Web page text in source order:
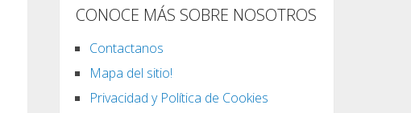
CONOCE MÁS SOBRE NOSOTROS
Contactanos
Mapa del sitio!
Privacidad y Política de Cookies